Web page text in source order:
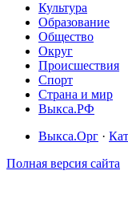
Культура
Образование
Общество
Округ
Происшествия
Спорт
Страна и мир
Выкса.РФ
Выкса.Орг ·
Полная версия сайта